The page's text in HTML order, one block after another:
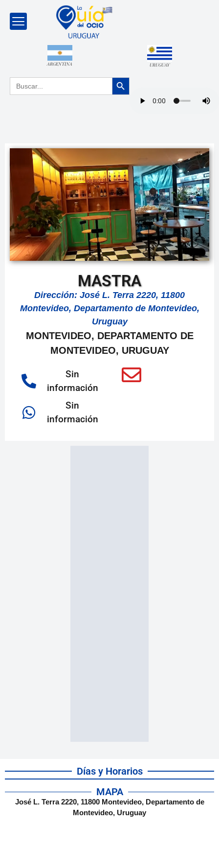
ARGENTINA URUGUAY
Buscar: Botón de búsqueda
MASTRA
Dirección: José L. Terra 2220, 11800
Montevideo, Departamento de Montevideo,
Uruguay
MONTEVIDEO, DEPARTAMENTO DE
MONTEVIDEO, URUGUAY
Sin
información
Sin
información
Días y Horarios
MAPA
José L. Terra 2220, 11800 Montevideo, Departamento de
Montevideo, Uruguay